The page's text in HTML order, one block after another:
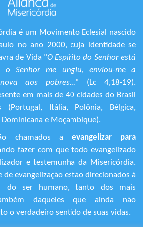
é um Movimento Eclesial nascido
no ano 2000, cuja identidade se
de Vida "O Espírito do Senhor está
o Senhor me ungiu, enviou-me a
aos pobres..." (Lc 4,18-19).
em mais de 40 cidades do Brasil
Itália, Polônia, Bélgica,
Dominicana e Moçambique).
chamados a evangelizar para
fazer com que todo evangelizado
e testemunha da Misericórdia.
de evangelização estão direcionados à
do ser humano, tanto dos mais
daqueles que ainda não
o verdadeiro sentido de suas vidas.